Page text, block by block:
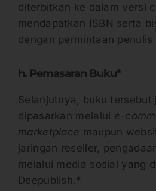
diterbitkan ke dalam versi
mendapatkan ISBN serta
dengan permintaan
h. Pemasaran Buku*
Selanjutnya, buku tersebut
dipasarkan melalui e-
marketplace maupun
jaringan reseller,
melalui media sosial yang
Deepublish.*